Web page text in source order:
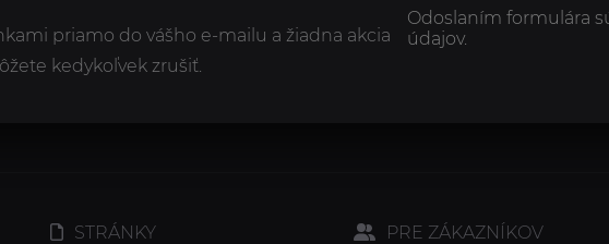
priamo do vášho e-mailu a žiadna akcia
kedykoľvek zrušiť.
Odoslaním formulára
údajov.
STRÁNKY PRE ZÁKAZNÍKOV